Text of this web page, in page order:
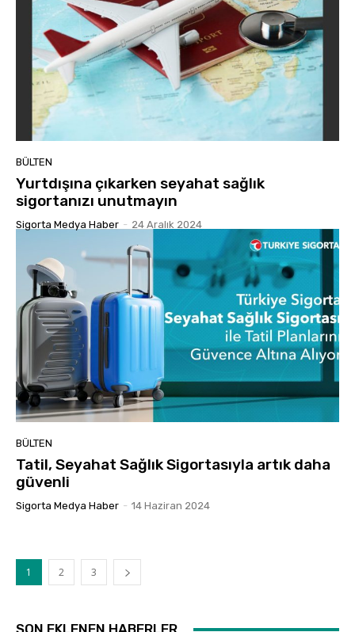
BÜLTEN
Yurtdışına çıkarken seyahat sağlık
sigortanızı unutmayın
Sigorta Medya Haber - 24 Aralık 2024
BÜLTEN
Tatil, Seyahat Sağlık Sigortasıyla artık daha
güvenli
Sigorta Medya Haber - 14 Haziran 2024
1 2 3